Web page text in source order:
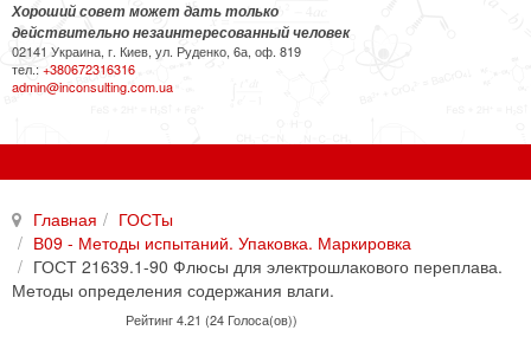
Хороший совет может дать только
действительно незаинтересованный человек
02141 Украина, г. Киев, ул. Руденко, 6а, оф. 819
тел.: +380672316316
admin@inconsulting.com.ua
Главная
ГОСТы
В09 - Методы испытаний. Упаковка. Маркировка
ГОСТ 21639.1-90 Флюсы для электрошлакового переплава.
Методы определения содержания влаги.
Рейтинг 4.21 (24 Голоса(ов))